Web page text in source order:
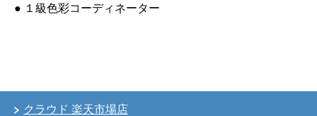
● １級色彩コーディネーター
クラウド 楽天市場店